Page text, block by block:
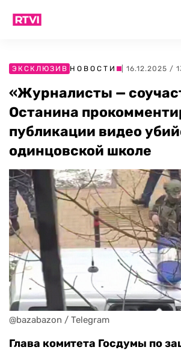
ЭКСКЛЮЗИВ НОВОСТИ | 16.12.2025 /
«Журналисты —
Останина
публикации видео
одинцовской школе
@bazabazon / Telegram
Глава комитета Госдумы по